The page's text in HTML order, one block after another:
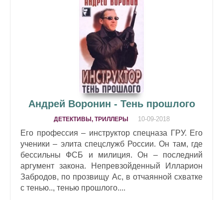
Андрей Воронин - Тень прошлого
ДЕТЕКТИВЫ, ТРИЛЛЕРЫ 10-09-2018
Его профессия – инструктор спецназа ГРУ. Его
ученики – элита спецслужб России. Он там, где
бессильны ФСБ и милиция. Он – последний
аргумент закона. Непревзойденный Илларион
Забродов, по прозвищу Ас, в отчаянной схватке
с тенью.., тенью прошлого....